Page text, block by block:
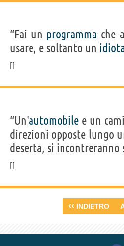
“Fai un programma che
usare, e soltanto un idiota
“Un'automobile e un
direzioni opposte lungo
deserta, si incontreranno
‹‹ INDIETRO